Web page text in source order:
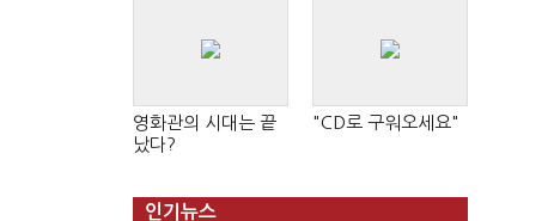
영화관의 시대는 끝
났다?
"CD로 구워오세요"
인기뉴스